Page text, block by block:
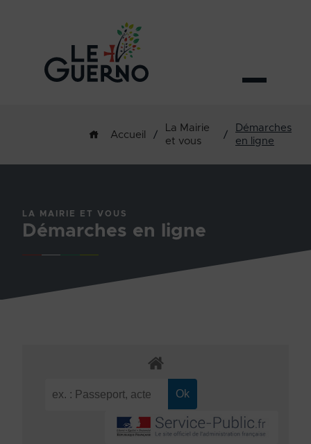
Accueil /
La Mairie
et vous
/
Démarches
en ligne
LA MAIRIE ET VOUS
Démarches en ligne